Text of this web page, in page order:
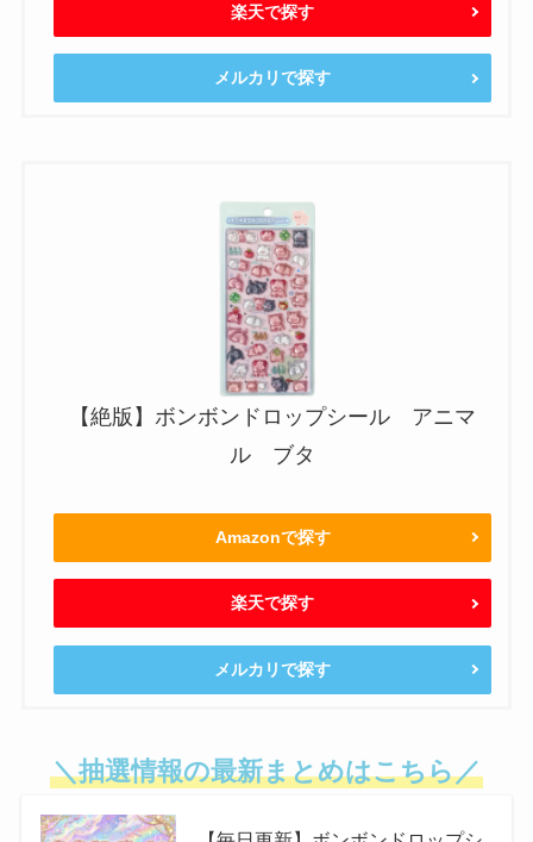
楽天で探す
メルカリで探す
【絶版】ボンボンドロップシール アニマ
ル ブタ
Amazonで探す
楽天で探す
メルカリで探す
＼抽選情報の最新まとめはこちら／